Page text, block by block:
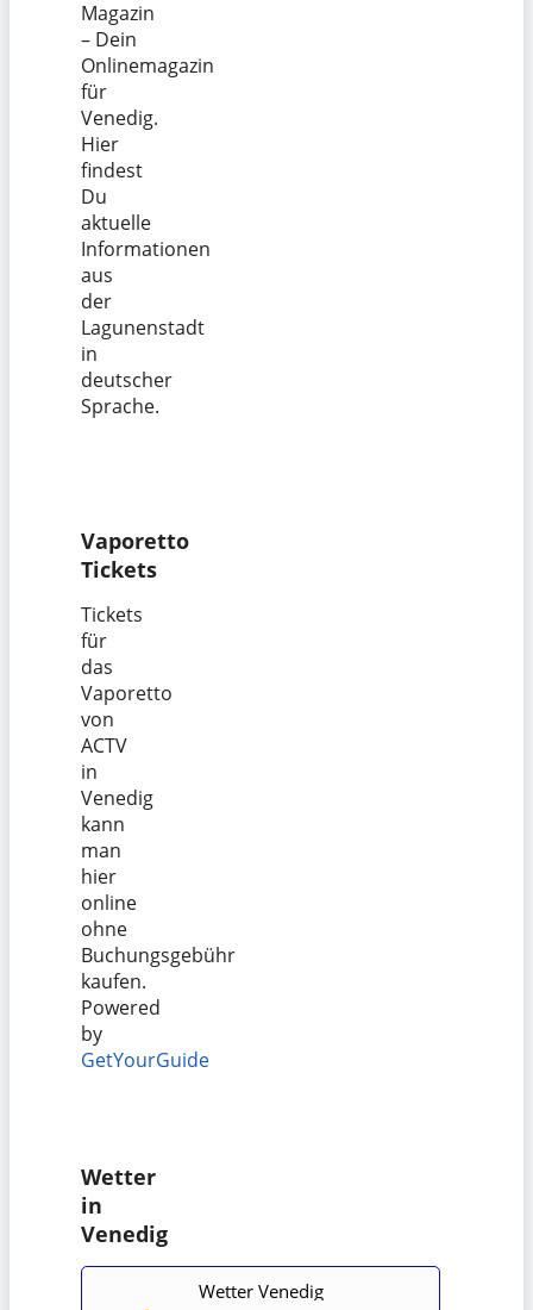
Magazin
– Dein
Onlinemagazin
für
Venedig.
Hier
findest
Du
aktuelle
Informationen
aus
der
Lagunenstadt
in
deutscher
Sprache.
Vaporetto
Tickets
Tickets
für
das
Vaporetto
von
ACTV
in
Venedig
kann
man
hier
online
ohne
Buchungsgebühr
kaufen.
Powered
by
GetYourGuide
Wetter
in
Venedig
Wetter Venedig